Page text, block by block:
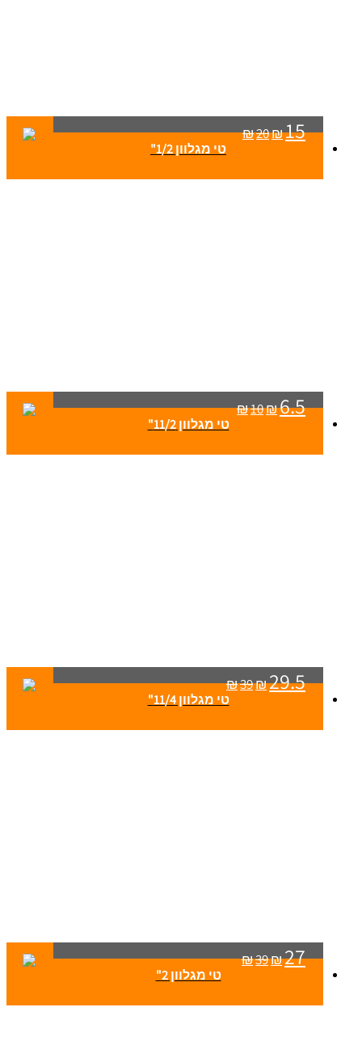
₪20₪15
טי מגלוון 1/2"
₪10₪6.5
טי מגלוון 11/2"
₪39₪29.5
טי מגלוון 11/4"
₪39₪27
טי מגלוון 2"